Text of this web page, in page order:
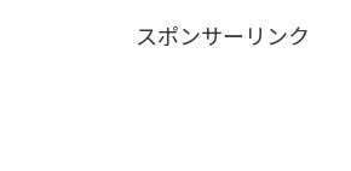
スポンサーリンク